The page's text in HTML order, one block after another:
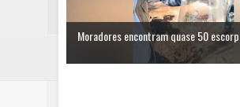
Moradores encontram quase 50 escorp...